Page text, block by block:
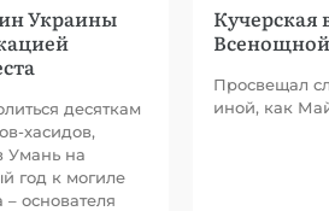
Украины
десяткам
хасидов,
на
год к могиле
основателя
Кучерская
Всенощной
Просвещал
иной, как